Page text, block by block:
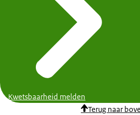
Kwetsbaarheid melden
Terug naar